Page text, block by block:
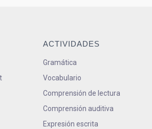
ACTIVIDADES
Gramática
Vocabulario
Comprensión de lectura
Comprensión auditiva
Expresión escrita